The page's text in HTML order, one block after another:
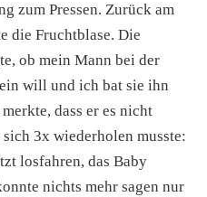
zum Pressen. Zurück am
die Fruchtblase. Die
ob mein Mann bei der
will und ich bat sie ihn
dass er es nicht
sich 3x wiederholen musste:
losfahren, das Baby
nichts mehr sagen nur